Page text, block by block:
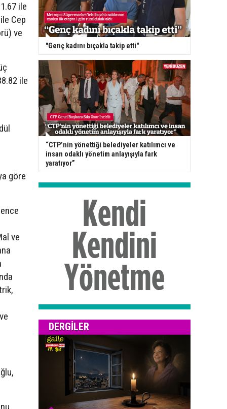
ile
Cep
ve
ile
göre
ve
"Genç kadını bıçakla takip etti"
“CTP’nin yönettiği belediyeler katılımcı ve
insan odaklı yönetim anlayışıyla fark
yaratıyor”
DERGILER